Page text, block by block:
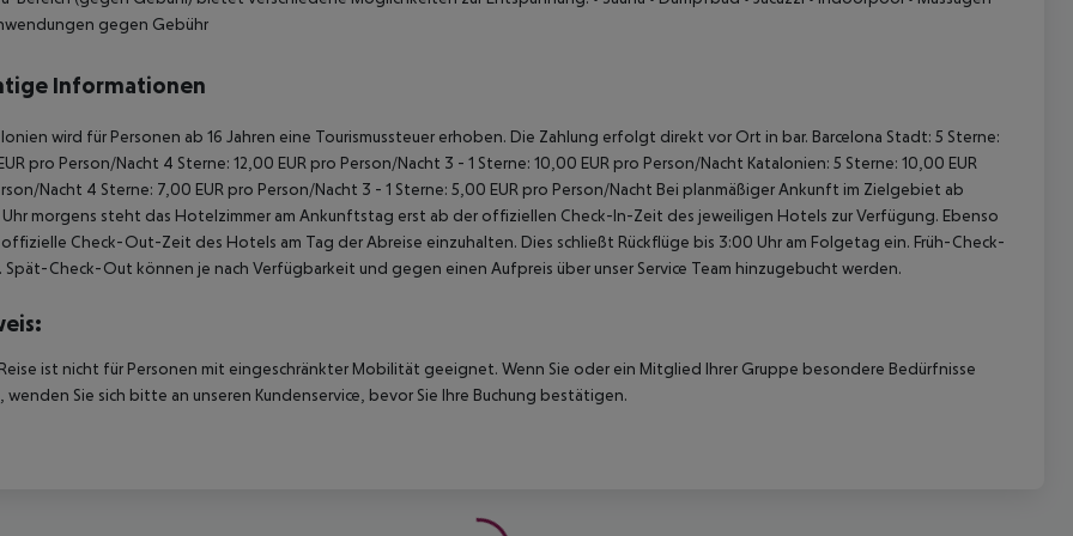
gegen Gebühr
Informationen
wird für Personen ab 16 Jahren eine Tourismussteuer erhoben. Die Zahlung erfolgt direkt vor Ort in bar. Barcelona Stadt: 5 Sterne:
pro Person/Nacht 4 Sterne: 12,00 EUR pro Person/Nacht 3 - 1 Sterne: 10,00 EUR pro Person/Nacht Katalonien: 5 Sterne: 10,00 EUR
Nacht 4 Sterne: 7,00 EUR pro Person/Nacht 3 - 1 Sterne: 5,00 EUR pro Person/Nacht Bei planmäßiger Ankunft im Zielgebiet ab
morgens steht das Hotelzimmer am Ankunftstag erst ab der offiziellen Check-In-Zeit des jeweiligen Hotels zur Verfügung. Ebenso
Check-Out-Zeit des Hotels am Tag der Abreise einzuhalten. Dies schließt Rückflüge bis 3:00 Uhr am Folgetag ein. Früh-Check-
Spät-Check-Out können je nach Verfügbarkeit und gegen einen Aufpreis über unser Service Team hinzugebucht werden.
ist nicht für Personen mit eingeschränkter Mobilität geeignet. Wenn Sie oder ein Mitglied Ihrer Gruppe besondere Bedürfnisse
wenden Sie sich bitte an unseren Kundenservice, bevor Sie Ihre Buchung bestätigen.